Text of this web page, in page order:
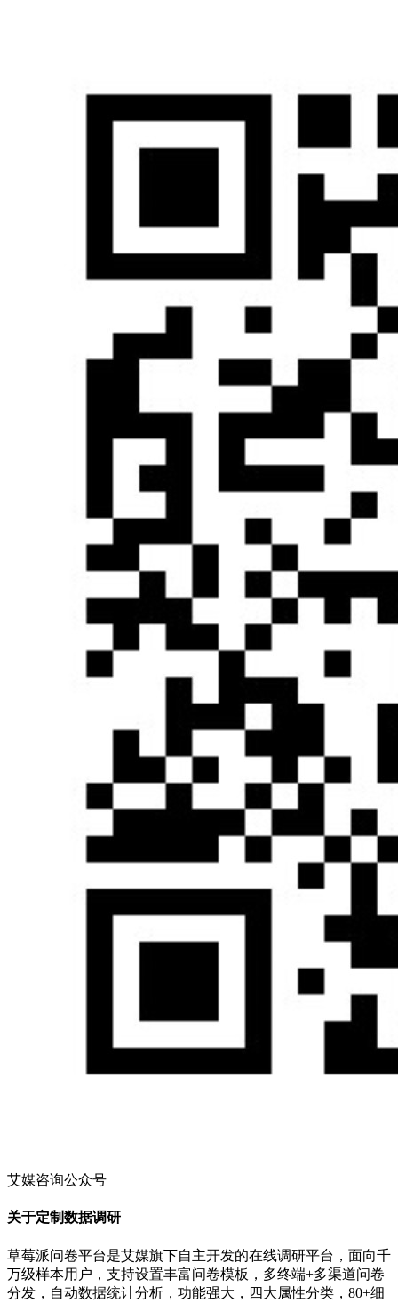
艾媒咨询公众号
关于定制数据调研
草莓派问卷平台是艾媒旗下自主开发的在线调研平台，面向千
万级样本用户，支持设置丰富问卷模板，多终端+多渠道问卷
分发，自动数据统计分析，功能强大，四大属性分类，80+细